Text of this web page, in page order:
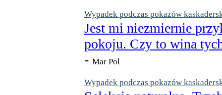
Wypadek podczas pokazów
Jest mi niezmiernie
pokoju. Czy to wina
- Mar Pol
Wypadek podczas pokazów